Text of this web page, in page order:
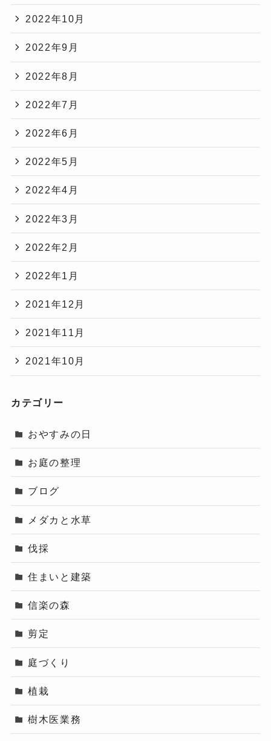
2022年10月
2022年9月
2022年8月
2022年7月
2022年6月
2022年5月
2022年4月
2022年3月
2022年2月
2022年1月
2021年12月
2021年11月
2021年10月
カテゴリー
おやすみの日
お庭の整理
ブログ
メダカと水草
伐採
住まいと建築
信楽の森
剪定
庭づくり
植栽
樹木医業務